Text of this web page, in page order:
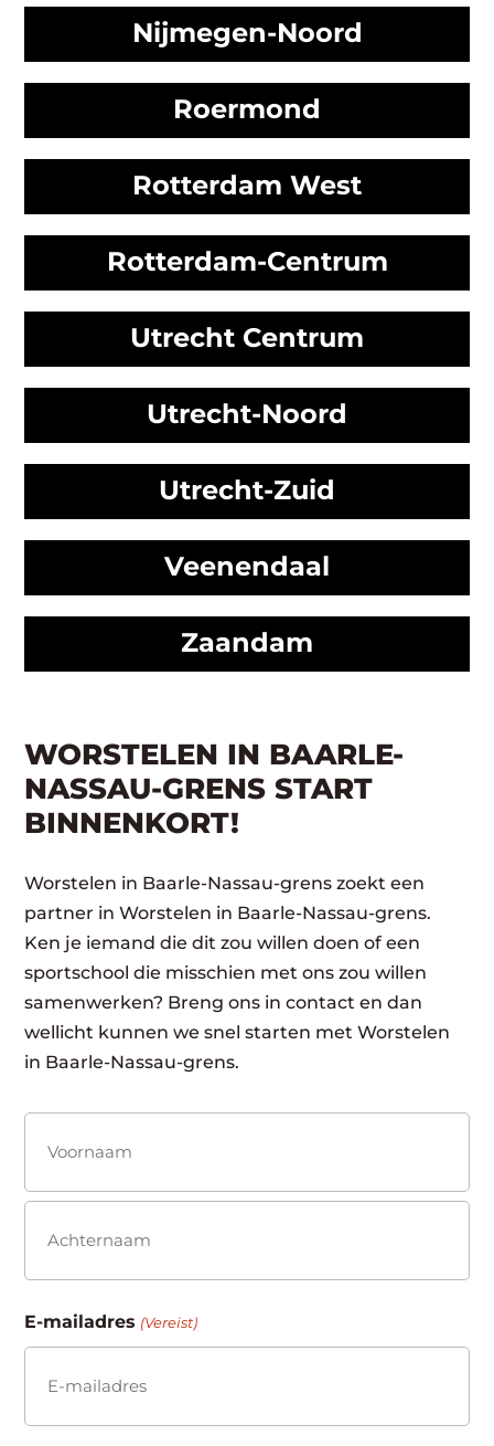
Nijmegen-Noord
Roermond
Rotterdam West
Rotterdam-Centrum
Utrecht Centrum
Utrecht-Noord
Utrecht-Zuid
Veenendaal
Zaandam
WORSTELEN IN BAARLE-
NASSAU-GRENS START
BINNENKORT!
Worstelen in Baarle-Nassau-grens zoekt een
partner in Worstelen in Baarle-Nassau-grens.
Ken je iemand die dit zou willen doen of een
sportschool die misschien met ons zou willen
samenwerken? Breng ons in contact en dan
wellicht kunnen we snel starten met Worstelen
in Baarle-Nassau-grens.
(Vereist)
Voornaam
E-mailadres (Vereist)